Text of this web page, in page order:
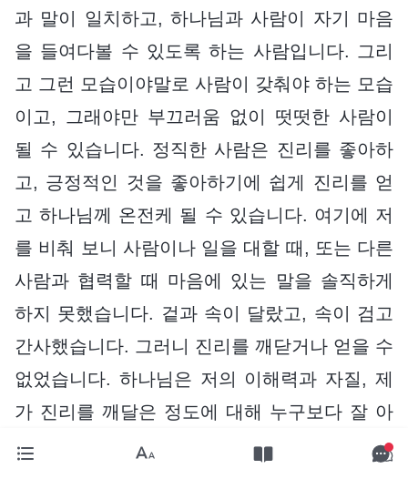
과 말이 일치하고, 하나님과 사람이 자기 마음
을 들여다볼 수 있도록 하는 사람입니다. 그리
고 그런 모습이야말로 사람이 갖춰야 하는 모습
이고, 그래야만 부끄러움 없이 떳떳한 사람이
될 수 있습니다. 정직한 사람은 진리를 좋아하
고, 긍정적인 것을 좋아하기에 쉽게 진리를 얻
고 하나님께 온전케 될 수 있습니다. 여기에 저
를 비춰 보니 사람이나 일을 대할 때, 또는 다른
사람과 협력할 때 마음에 있는 말을 솔직하게
하지 못했습니다. 겉과 속이 달랐고, 속이 검고
간사했습니다. 그러니 진리를 깨닫거나 얻을 수
없었습니다. 하나님은 저의 이해력과 자질, 제
가 진리를 깨달은 정도에 대해 누구보다 잘 아
셨고, 제가 애써 포장해 봤자 사람은 속일 순 있